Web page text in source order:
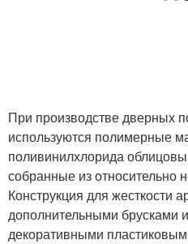
При производстве дверных
используются полимерные
поливинилхлорида
собранные из относительно
Конструкция для жесткости
дополнительными брусками
декоративными